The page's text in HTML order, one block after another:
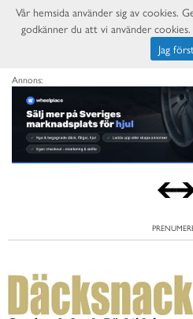
Annons:
Vår hemsida använder sig av cookies.
godkänner du att vi använder cookies.
Jag